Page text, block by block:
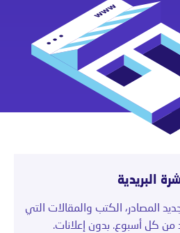
البريدية
المصادر، الكتب والمقالات التي
من كل أسبوع. بدون إعلانات.